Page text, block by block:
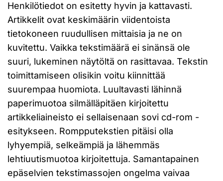
Henkilötiedot on esitetty hyvin ja kattavasti.
Artikkelit ovat keskimäärin viidentoista
tietokoneen ruudullisen mittaisia ja ne on
kuvitettu. Vaikka tekstimäärä ei sinänsä ole
suuri, lukeminen näytöltä on rasittavaa. Tekstin
toimittamiseen olisikin voitu kiinnittää
suurempaa huomiota. Luultavasti lähinnä
paperimuotoa silmälläpitäen kirjoitettu
artikkeliaineisto ei sellaisenaan sovi cd-rom -
esitykseen. Rompputekstien pitäisi olla
lyhyempiä, selkeämpiä ja lähemmäs
lehtiuutismuotoa kirjoitettuja. Samantapainen
epäselvien tekstimassojen ongelma vaivaa